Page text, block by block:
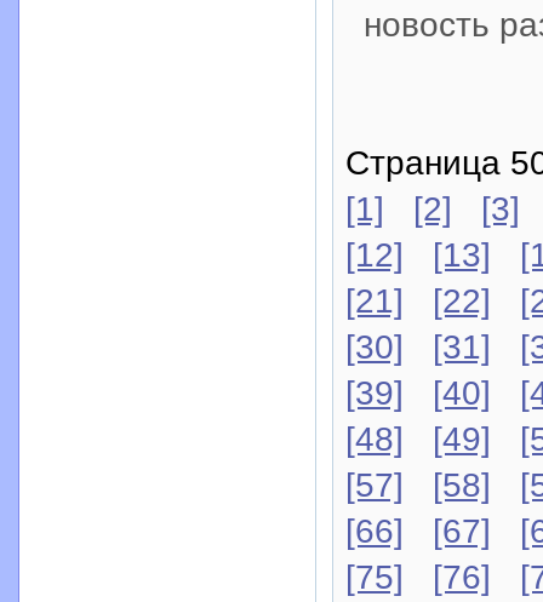
новость
Страница
[1]
[2]
[3]
[12]
[13]
[21]
[22]
[30]
[31]
[39]
[40]
[48]
[49]
[57]
[58]
[66]
[67]
[75]
[76]